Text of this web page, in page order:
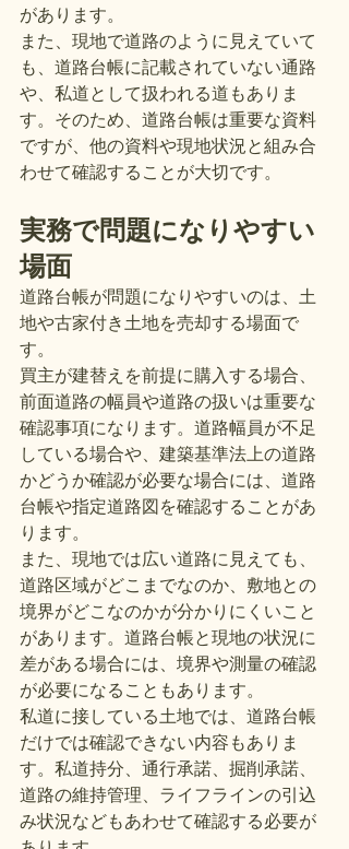
があります。
また、現地で道路のように見えていて
も、道路台帳に記載されていない通路
や、私道として扱われる道もありま
す。そのため、道路台帳は重要な資料
ですが、他の資料や現地状況と組み合
わせて確認することが大切です。
実務で問題になりやすい
場面
道路台帳が問題になりやすいのは、土
地や古家付き土地を売却する場面で
す。
買主が建替えを前提に購入する場合、
前面道路の幅員や道路の扱いは重要な
確認事項になります。道路幅員が不足
している場合や、建築基準法上の道路
かどうか確認が必要な場合には、道路
台帳や指定道路図を確認することがあ
ります。
また、現地では広い道路に見えても、
道路区域がどこまでなのか、敷地との
境界がどこなのかが分かりにくいこと
があります。道路台帳と現地の状況に
差がある場合には、境界や測量の確認
が必要になることもあります。
私道に接している土地では、道路台帳
だけでは確認できない内容もありま
す。私道持分、通行承諾、掘削承諾、
道路の維持管理、ライフラインの引込
み状況などもあわせて確認する必要が